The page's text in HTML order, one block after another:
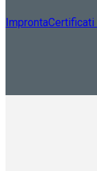
ImprontaCertificati